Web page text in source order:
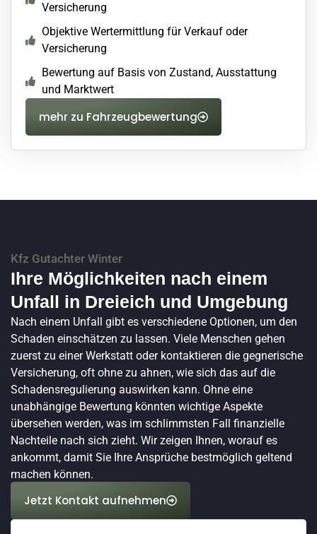
Versicherung
Objektive Wertermittlung für Verkauf oder
Versicherung
Bewertung auf Basis von Zustand, Ausstattung
und Marktwert
mehr zu Fahrzeugbewertung
Kfz Gutachter Winter
Ihre Möglichkeiten nach einem
Unfall in Dreieich und Umgebung
Nach einem Unfall gibt es verschiedene Optionen, um den
Schaden einschätzen zu lassen. Viele Menschen gehen
zuerst zu einer Werkstatt oder kontaktieren die gegnerische
Versicherung, oft ohne zu ahnen, wie sich das auf die
Schadensregulierung auswirken kann. Ohne eine
unabhängige Bewertung könnten wichtige Aspekte
übersehen werden, was im schlimmsten Fall finanzielle
Nachteile nach sich zieht. Wir zeigen Ihnen, worauf es
ankommt, damit Sie Ihre Ansprüche bestmöglich geltend
machen können.
Jetzt Kontakt aufnehmen